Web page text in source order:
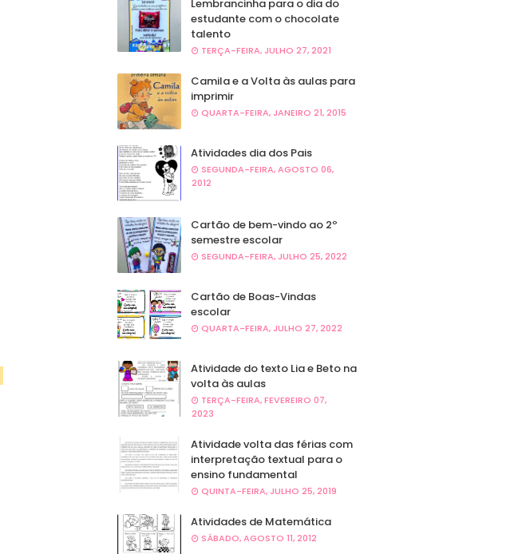
Lembrancinha para o dia do
estudante com o chocolate
talento
TERÇA-FEIRA, JULHO 27, 2021
Camila e a Volta às aulas para
imprimir
QUARTA-FEIRA, JANEIRO 21, 2015
Atividades dia dos Pais
SEGUNDA-FEIRA, AGOSTO 06,
2012
Cartão de bem-vindo ao 2º
semestre escolar
SEGUNDA-FEIRA, JULHO 25, 2022
Cartão de Boas-Vindas
escolar
QUARTA-FEIRA, JULHO 27, 2022
Atividade do texto Lia e Beto na
volta às aulas
TERÇA-FEIRA, FEVEREIRO 07,
2023
Atividade volta das férias com
interpretação textual para o
ensino fundamental
QUINTA-FEIRA, JULHO 25, 2019
Atividades de Matemática
SÁBADO, AGOSTO 11, 2012